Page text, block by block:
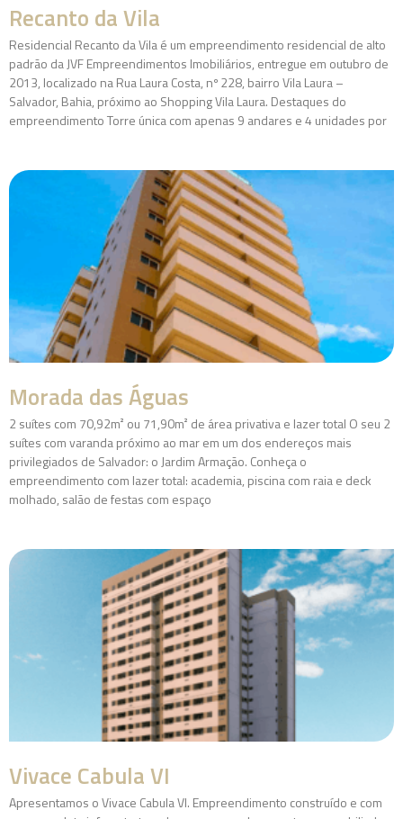
Recanto da Vila
Residencial Recanto da Vila é um empreendimento residencial de alto
padrão da JVF Empreendimentos Imobiliários, entregue em outubro de
2013, localizado na Rua Laura Costa, nº 228, bairro Vila Laura –
Salvador, Bahia, próximo ao Shopping Vila Laura. Destaques do
empreendimento Torre única com apenas 9 andares e 4 unidades por
Morada das Águas
2 suítes com 70,92m² ou 71,90m² de área privativa e lazer total O seu 2
suítes com varanda próximo ao mar em um dos endereços mais
privilegiados de Salvador: o Jardim Armação. Conheça o
empreendimento com lazer total: academia, piscina com raia e deck
molhado, salão de festas com espaço
Vivace Cabula VI
Apresentamos o Vivace Cabula VI. Empreendimento construído e com